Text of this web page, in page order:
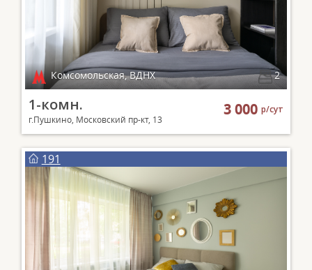
Комсомольская, ВДНХ 2
1-комн.
г.Пушкино, Московский пр-кт, 13
3 000р/сут
191